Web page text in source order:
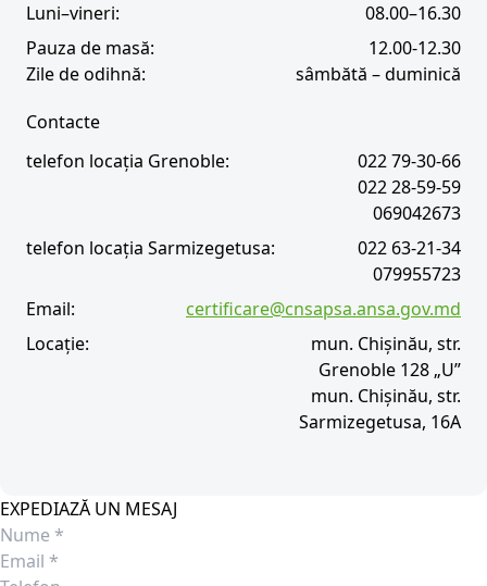
Luni–vineri:
08.00–16.30
Pauza de masă:
12.00-12.30
Zile de odihnă:
sâmbătă – duminică
Contacte
telefon locația Grenoble:
022 79-30-66
022 28-59-59
069042673
telefon locația Sarmizegetusa:
022 63-21-34
079955723
Email:
certificare@cnsapsa.ansa.gov.md
Locație:
mun. Chişinău, str.
Grenoble 128 „U”
mun. Chișinău, str.
Sarmizegetusa, 16A
EXPEDIAZĂ UN MESAJ